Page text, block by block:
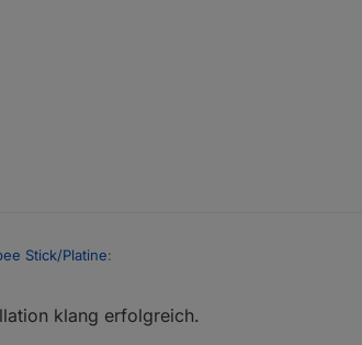
info	(11524) Installed Version:
Stick/Platine:
läuft?klang erfolgreich.